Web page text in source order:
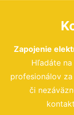
Zapojenie
Hľadáte
profesionálov
či